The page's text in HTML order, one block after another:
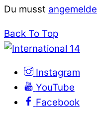
Du musst
Back To Top
Instagram
YouTube
Facebook